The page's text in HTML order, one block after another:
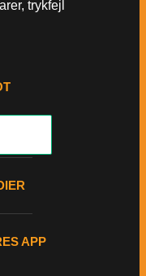
trykfejl
APP